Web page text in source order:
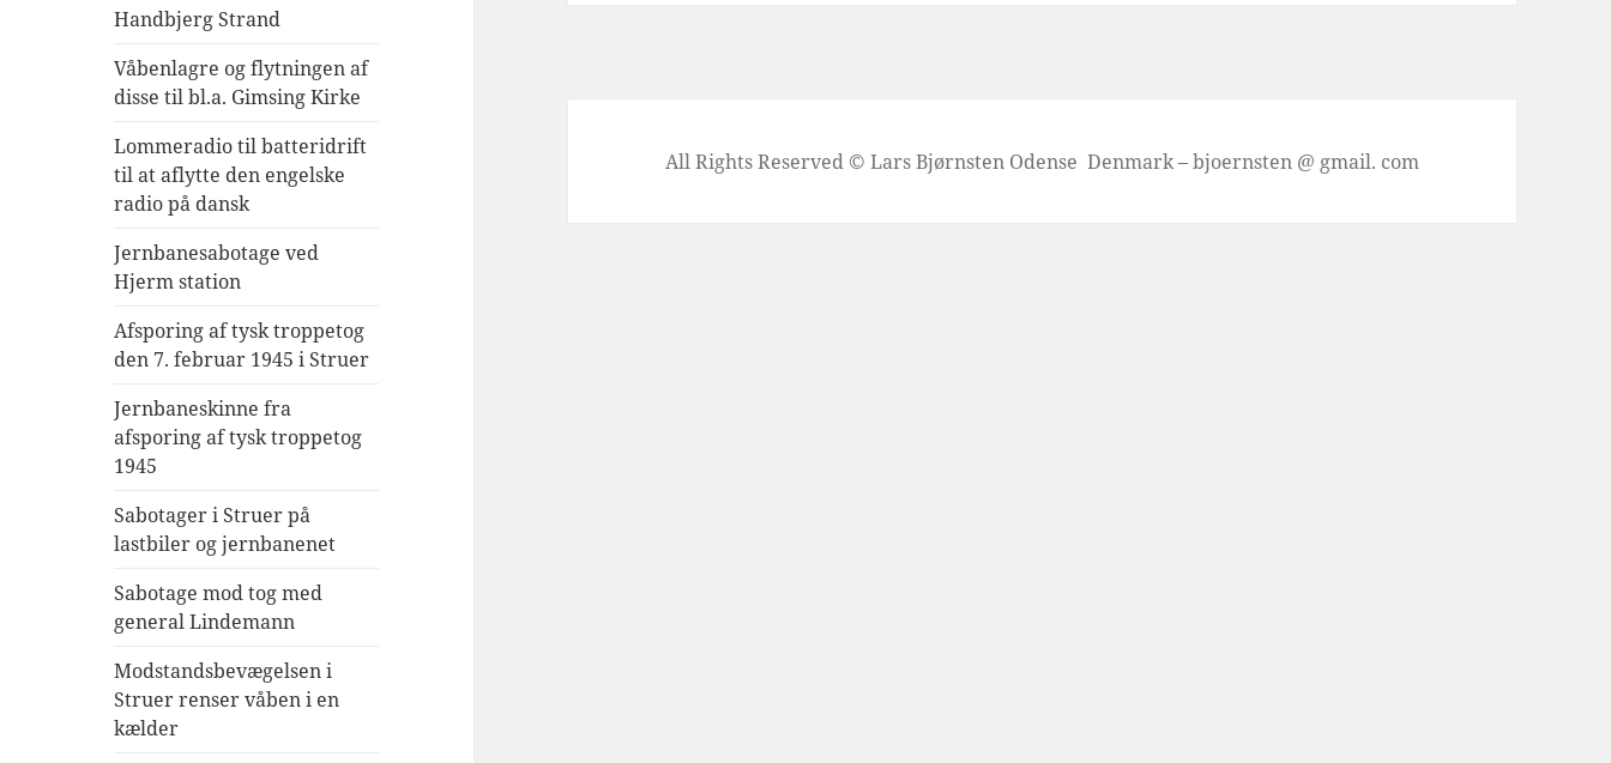
Handbjerg Strand
Våbenlagre og flytningen af
disse til bl.a. Gimsing Kirke
Lommeradio til batteridrift
til at aflytte den engelske
radio på dansk
Jernbanesabotage ved
Hjerm station
Afsporing af tysk troppetog
den 7. februar 1945 i Struer
Jernbaneskinne fra
afsporing af tysk troppetog
1945
Sabotager i Struer på
lastbiler og jernbanenet
Sabotage mod tog med
general Lindemann
Modstandsbevægelsen i
Struer renser våben i en
kælder
All Rights Reserved © Lars Bjørnsten Odense Denmark – bjoernsten @ gmail. com